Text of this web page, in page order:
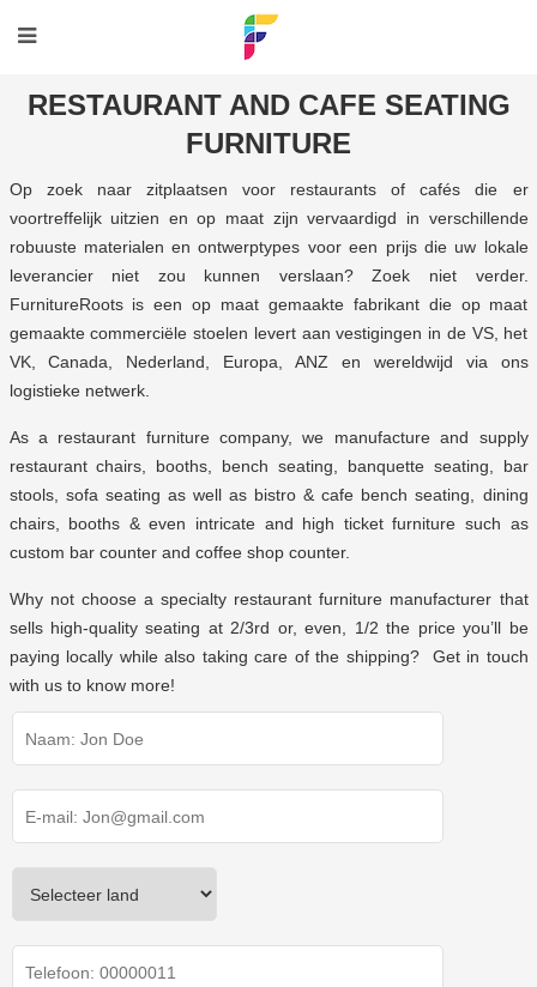
RESTAURANT AND CAFE SEATING
FURNITURE
Op zoek naar zitplaatsen voor restaurants of cafés die er
voortreffelijk uitzien en op maat zijn vervaardigd in verschillende
robuuste materialen en ontwerptypes voor een prijs die uw lokale
leverancier niet zou kunnen verslaan? Zoek niet verder.
FurnitureRoots is een op maat gemaakte fabrikant die op maat
gemaakte commerciële stoelen levert aan vestigingen in de VS, het
VK, Canada, Nederland, Europa, ANZ en wereldwijd via ons
logistieke netwerk.
As a restaurant furniture company, we manufacture and supply
restaurant chairs, booths, bench seating, banquette seating, bar
stools, sofa seating as well as bistro & cafe bench seating, dining
chairs, booths & even intricate and high ticket furniture such as
custom bar counterand coffee shop counter.
Why not choose a specialty restaurant furniture manufacturer that
sells high-quality seating at 2/3rd or, even, 1/2 the price you’ll be
paying locally while also taking care of the shipping? Get in touch
with us to know more!